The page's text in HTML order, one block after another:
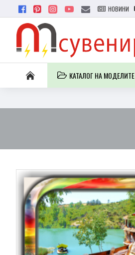
НОВИНИ
КАТАЛОГ НА МОДЕЛИТЕ